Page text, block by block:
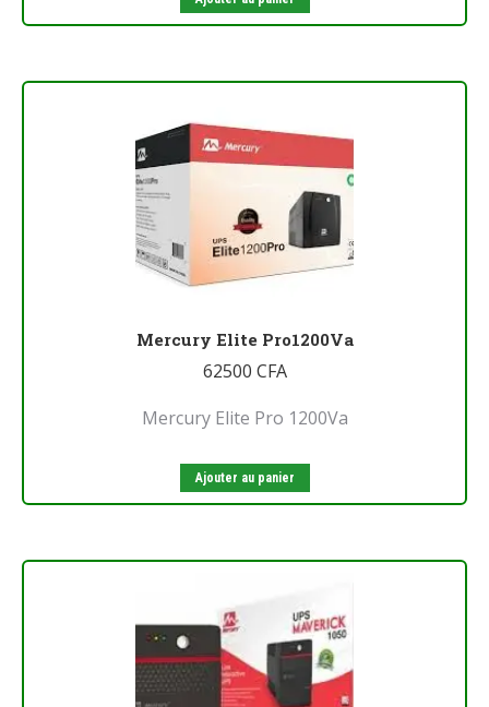
Mercury Elite Pro1200Va
62500 CFA
Mercury Elite Pro 1200Va
Ajouter au panier